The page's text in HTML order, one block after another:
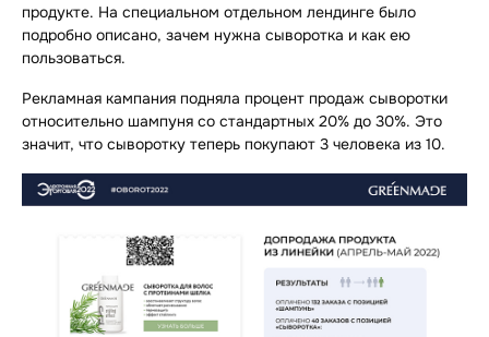
продукте. На специальном отдельном лендинге было
подробно описано, зачем нужна сыворотка и как ею
пользоваться.
Рекламная кампания подняла процент продаж сыворотки
относительно шампуня со стандартных 20% до 30%. Это
значит, что сыворотку теперь покупают 3 человека из 10.